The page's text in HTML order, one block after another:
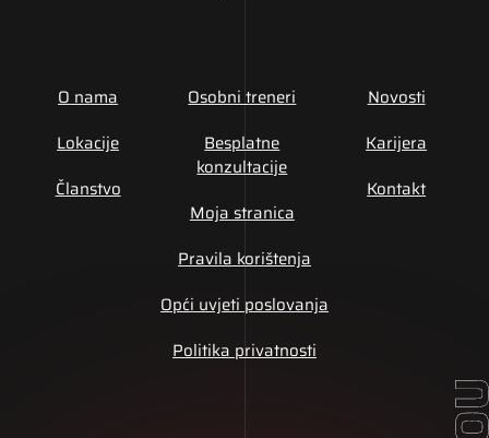
O nama
Lokacije
Članstvo
Osobni treneri
Besplatne
konzultacije
Moja stranica
Novosti
Karijera
Kontakt
Pravila korištenja
Opći uvjeti poslovanja
Politika privatnosti